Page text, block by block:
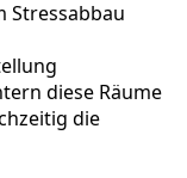
Stressabbau
diese Räume
die